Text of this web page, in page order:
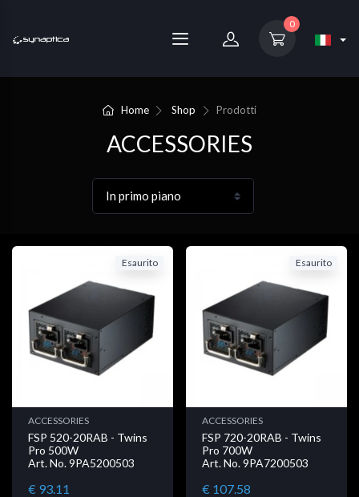
0
Home Shop Prodotti
ACCESSORIES
Esaurito
ACCESSORIES
FSP 520-20RAB - Twins
Pro 500W
Art. No. 9PA5200503
€ 93.11
Esaurito
ACCESSORIES
FSP 720-20RAB - Twins
Pro 700W
Art. No. 9PA7200503
€ 107.58